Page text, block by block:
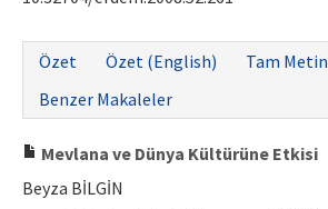
Özet
Özet (English) Tam Metin
Benzer Makaleler
Mevlana ve Dünya Kültürüne Etkisi
Beyza BİLGİN